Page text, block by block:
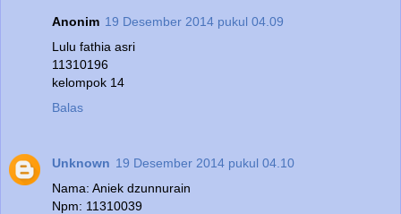
Anonim 19 Desember 2014 pukul 04.09
Lulu fathia asri
11310196
kelompok 14
Balas
Unknown 19 Desember 2014 pukul 04.10
Nama: Aniek dzunnurain
Npm: 11310039